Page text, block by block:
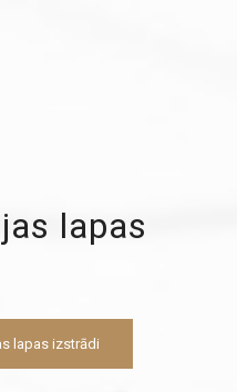
lapas
lapas izstrādi